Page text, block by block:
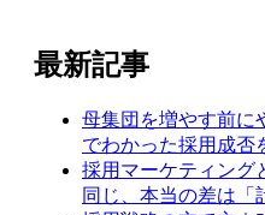
最新記事
母集団を増やす前に
でわかった採用成否
採用マーケティング
同じ、本当の差は「